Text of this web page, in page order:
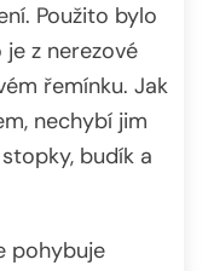
Použito bylo
z nerezové
řemínku. Jak
nechybí jim
budík a
pohybuje